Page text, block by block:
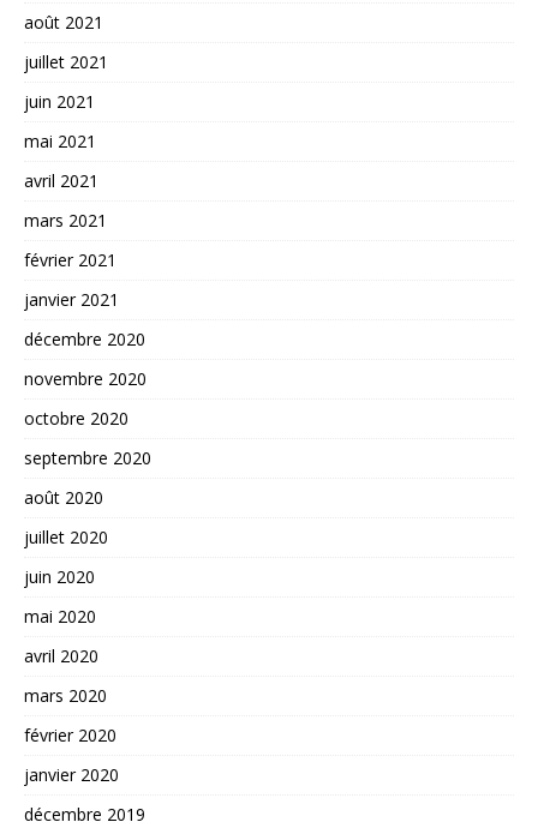
août 2021
juillet 2021
juin 2021
mai 2021
avril 2021
mars 2021
février 2021
janvier 2021
décembre 2020
novembre 2020
octobre 2020
septembre 2020
août 2020
juillet 2020
juin 2020
mai 2020
avril 2020
mars 2020
février 2020
janvier 2020
décembre 2019